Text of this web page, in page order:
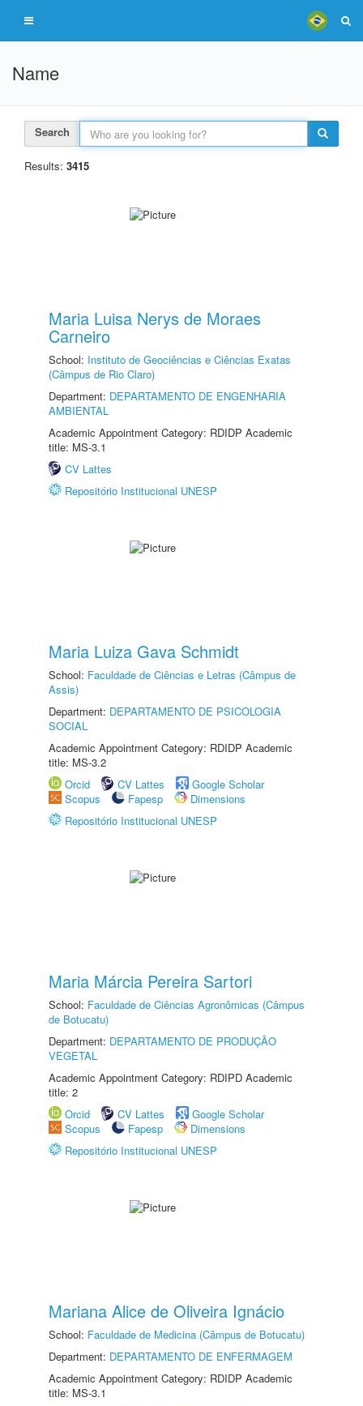
Name
Search
Results: 3415
Maria Luisa Nerys de Moraes
Carneiro
School: Instituto de Geociências e Ciências Exatas
(Câmpus de Rio Claro)
Department: DEPARTAMENTO DE ENGENHARIA
AMBIENTAL
Academic Appointment Category: RDIDP Academic
title: MS-3.1
CV Lattes
Repositório Institucional UNESP
Maria Luiza Gava Schmidt
School: Faculdade de Ciências e Letras (Câmpus de
Assis)
Department: DEPARTAMENTO DE PSICOLOGIA
SOCIAL
Academic Appointment Category: RDIDP Academic
title: MS-3.2
Orcid
CV Lattes
Google Scholar
Scopus
Fapesp
Dimensions
Repositório Institucional UNESP
Maria Márcia Pereira Sartori
School: Faculdade de Ciências Agronômicas (Câmpus
de Botucatu)
Department: DEPARTAMENTO DE PRODUÇÃO
VEGETAL
Academic Appointment Category: RDIPD Academic
title: 2
Orcid
CV Lattes
Google Scholar
Scopus
Fapesp
Dimensions
Repositório Institucional UNESP
Mariana Alice de Oliveira Ignácio
School: Faculdade de Medicina (Câmpus de Botucatu)
Department: DEPARTAMENTO DE ENFERMAGEM
Academic Appointment Category: RDIDP Academic
title: MS-3.1